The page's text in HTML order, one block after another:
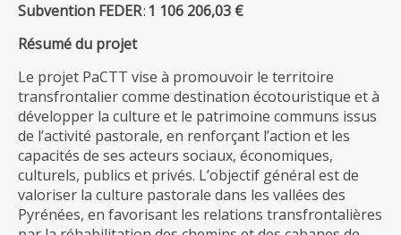
Subvention FEDER: 1 106 206,03 €
Résumé du projet
Le projet PaCTT vise à promouvoir le territoire
transfrontalier comme destination écotouristique et à
développer la culture et le patrimoine communs issus
de l’activité pastorale, en renforçant l’action et les
capacités de ses acteurs sociaux, économiques,
culturels, publics et privés. L’objectif général est de
valoriser la culture pastorale dans les vallées des
Pyrénées, en favorisant les relations transfrontalières